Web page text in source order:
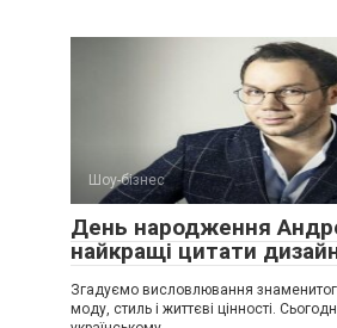
Шоу-бізнес
День народження
найкращі цитати
Згадуємо висловлювання
моду, стиль і життєві цінності.